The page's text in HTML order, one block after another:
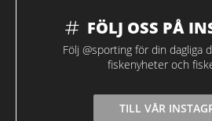
FÖLJ OSS PÅ
Följ @sporting för din dagliga
fiskenyheter och
TILL VÅR